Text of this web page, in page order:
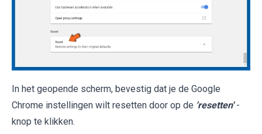
In het geopende scherm, bevestig dat je de Google
Chrome instellingen wilt resetten door op de 'resetten' -
knop te klikken.